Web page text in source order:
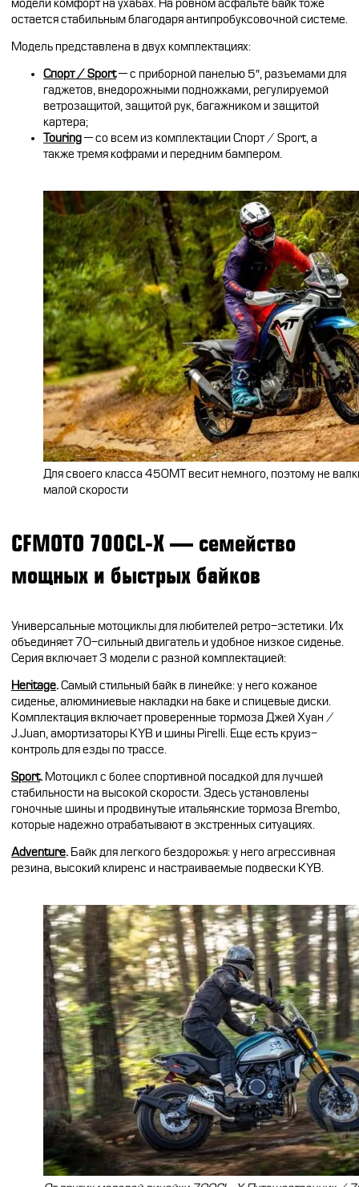
модели комфорт на ухабах. На ровном асфальте байк тоже
остается стабильным благодаря антипробуксовочной системе.
Модель представлена в двух комплектациях:
Спорт / Sport— с приборной панелью 5″, разъемами для
гаджетов, внедорожными подножками, регулируемой
ветрозащитой, защитой рук, багажником и защитой
картера;
Touring— со всем из комплектации Спорт / Sport, а
также тремя кофрами и передним бампером.
Для своего класса 450MT весит немного, поэтому не
малой скорости
CFMOTO 700CL-X — семейство
мощных и быстрых байков
Универсальные мотоциклы для любителей ретро-эстетики. Их
объединяет 70-сильный двигатель и удобное низкое сиденье.
Серия включает 3 модели с разной комплектацией:
Heritage.Самый стильный байк в линейке: у него кожаное
сиденье, алюминиевые накладки на баке и спицевые диски.
Комплектация включает проверенные тормоза Джей Хуан /
J.Juan, амортизаторы KYB и шины Pirelli. Еще есть круиз-
контроль для езды по трассе.
Sport. Мотоцикл с более спортивной посадкой для лучшей
стабильности на высокой скорости. Здесь установлены
гоночные шины и продвинутые итальянские тормоза Brembo,
которые надежно отрабатывают в экстренных ситуациях.
Adventure. Байк для легкого бездорожья: у него агрессивная
резина, высокий клиренс и настраиваемые подвески KYB.